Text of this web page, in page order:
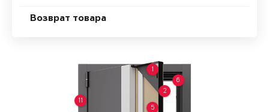
Возврат товара
1
2
5
6
11